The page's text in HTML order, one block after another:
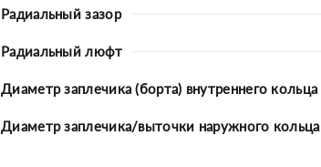
Радиальный зазор
Радиальный люфт
Диаметр заплечика (борта) внутреннего кольца
Диаметр заплечика/выточки наружного кольца